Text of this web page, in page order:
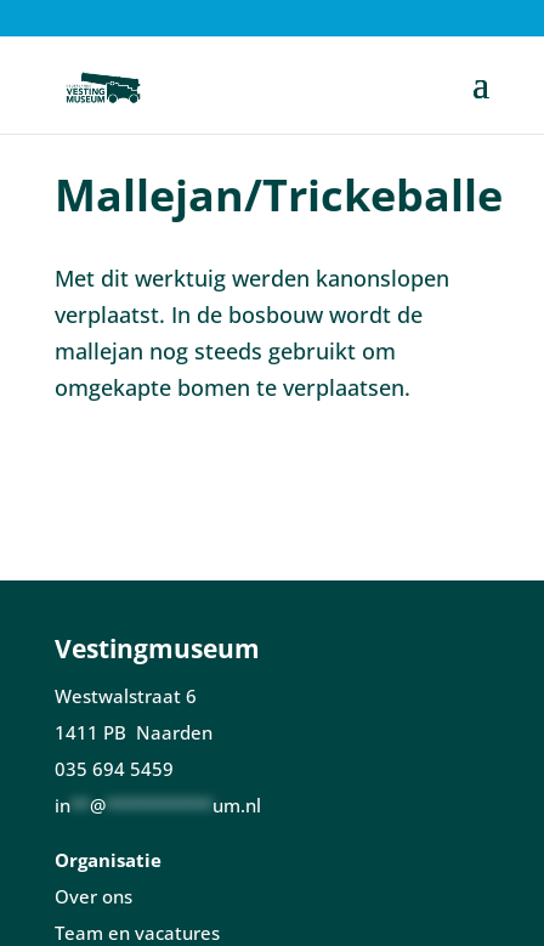
Mallejan/Trickeballe
Met dit werktuig werden kanonslopen
verplaatst. In de bosbouw wordt de
mallejan nog steeds gebruikt om
omgekapte bomen te verplaatsen.
Vestingmuseum
Westwalstraat 6
1411 PB Naarden
035 694 5459
in** @*********** um.nl
Organisatie
Over ons
Team en vacatures